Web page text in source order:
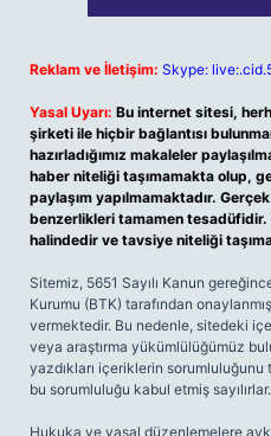
Reklam ve İletişim: Skype:
Yasal Uyarı: Bu internet sitesi,
şirketi ile hiçbir bağlantısı
hazırladığımız makaleler
haber niteliği taşımamakta olup,
paylaşım yapılmamaktadır.
benzerlikleri tamamen
halindedir ve tavsiye niteliği
Sitemiz, 5651 Sayılı Kanun
Kurumu (BTK) tarafından
vermektedir. Bu nedenle, sitedeki
veya araştırma yükümlülüğümüz
yazdıkları içeriklerin
bu sorumluluğu kabul etmiş sayılırlar.
Hukuka ve yasal düzenlemelere